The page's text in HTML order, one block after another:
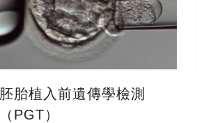
胚胎植入前遺傳學檢測
（PGT）